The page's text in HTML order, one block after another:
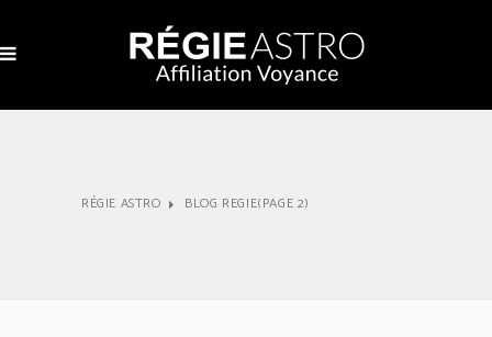
RÉGIE ASTRO BLOG REGIE(PAGE 2)